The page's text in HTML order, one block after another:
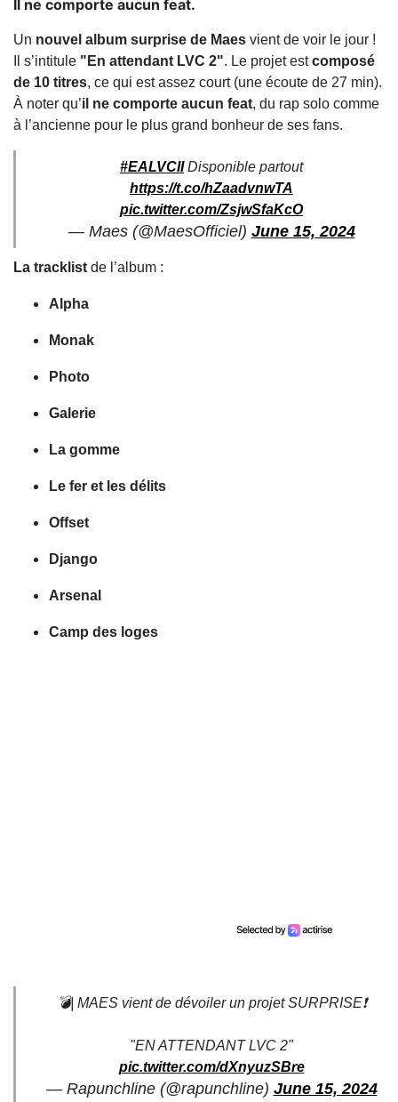
Il ne comporte aucun feat.
Un nouvel album surprise de Maes vient de voir le jour !
Il s’intitule "En attendant LVC 2". Le projet estcomposé
de 10 titres, ce qui est assez court (une écoute de 27 min).
À noter qu’il ne comporte aucun feat, du rap solo comme
à l’ancienne pour le plus grand bonheur de ses fans.
#EALVCIIDisponible partout
https://t.co/hZaadvnwTA
pic.twitter.com/ZsjwSfaKcO
— Maes (@MaesOfficiel) June 15, 2024
La tracklist de l’album :
Alpha
Monak
Photo
Galerie
La gomme
Le fer et les délits
Offset
Django
Arsenal
Camp des loges
💣| MAES vient de dévoiler un projet SURPRISE❗️
"EN ATTENDANT LVC 2"
pic.twitter.com/dXnyuzSBre
— Rapunchline (@rapunchline) June 15, 2024